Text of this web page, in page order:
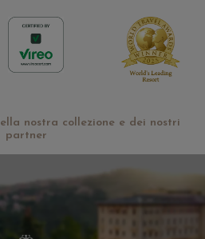
nostra collezione e dei nostri
partner